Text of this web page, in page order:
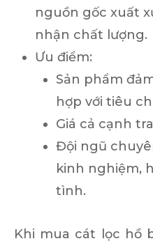
nguồn gốc xuất
nhận chất lượng.
Ưu điểm:
Sản phẩm
hợp với tiêu
Giá cả cạnh
Đội ngũ
kinh nghiệm,
tình.
Khi mua cát lọc hồ